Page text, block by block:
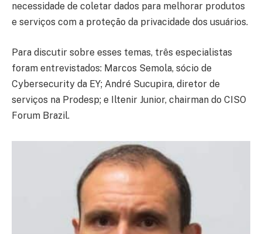
necessidade de coletar dados para melhorar produtos
e serviços com a proteção da privacidade dos usuários.
Para discutir sobre esses temas, três especialistas
foram entrevistados: Marcos Semola, sócio de
Cybersecurity da EY; André Sucupira, diretor de
serviços na Prodesp; e Iltenir Junior, chairman do CISO
Forum Brazil.